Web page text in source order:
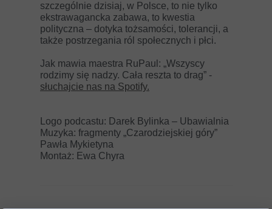
szczególnie dzisiaj, w Polsce, to nie tylko
ekstrawagancka zabawa, to kwestia
polityczna – dotyka tożsamości, tolerancji, a
także postrzegania ról społecznych i płci.
Jak mawia maestra RuPaul: „Wszyscy
rodzimy się nadzy. Cała reszta to drag” -
słuchajcie nas na Spotify.
Logo podcastu: Darek Bylinka – Ubawialnia
Muzyka: fragmenty „Czarodziejskiej góry”
Pawła Mykietyna
Montaż: Ewa Chyra